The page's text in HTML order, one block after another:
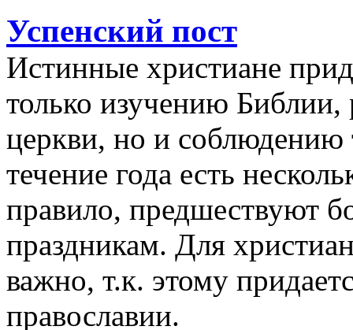
Успенский пост
Истинные христиане
только изучению
церкви, но и соблюдению
течение года есть
правило, предшествуют
праздникам. Для
важно, т.к. этому
православии.